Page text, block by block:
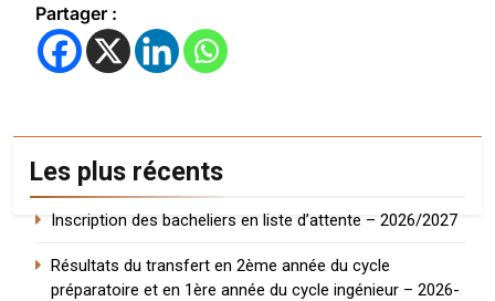
Partager :
Les plus récents
Inscription des bacheliers en liste d’attente – 2026/2027
Résultats du transfert en 2ème année du cycle
préparatoire et en 1ère année du cycle ingénieur – 2026-